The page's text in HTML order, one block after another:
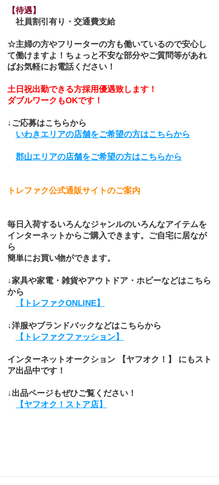
【待遇】
社員割引有り・交通費支給
☆主婦の方やフリーターの方も働いているので安心し
て働けますよ！ちょっと不安な部分やご質問等があれ
ばお気軽にお電話ください！
土日祝出勤できる方採用優遇致します！
ダブルワークもOKです！
↓ご応募はこちらから
いわきエリアの店舗をご希望の方はこちらから
郡山エリアの店舗をご希望の方はこちらから
トレファク公式通販サイトのご案内
毎日入荷するいろんなジャンルのいろんなアイテムを
インターネットからご購入できます。ご自宅に居なが
ら
簡単にお買い物ができます。
↓家具や家電・雑貨やアウトドア・ホビーなどはこちら
から
【トレファクONLINE】
↓洋服やブランドバックなどはこちらから
【トレファクファッション】
インターネットオークション 【ヤフオク！】 にもスト
ア出品中です！
↓出品ページもぜひご覧ください！
【ヤフオク！ストア店】